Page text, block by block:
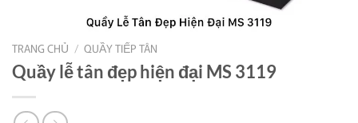
TRANG CHỦ / QUẦY TIẾP TÂN
Quầy lễ tân đẹp hiện đại MS 3119